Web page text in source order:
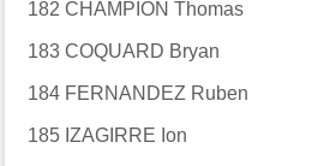
182 CHAMPION Thomas
183 COQUARD Bryan
184 FERNANDEZ Ruben
185 IZAGIRRE Ion